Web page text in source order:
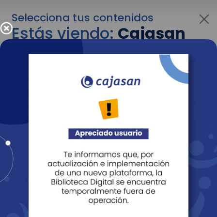
Selecciona tus contenidos
Estás viendo:Cajasan
para empresas
Para cambiar al contenido de tu interés más
adelante recuerda utilizar el menú
Entendido